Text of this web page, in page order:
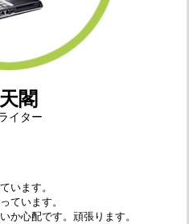
閣
イター
います。
ています。
か心配です。頑張ります。